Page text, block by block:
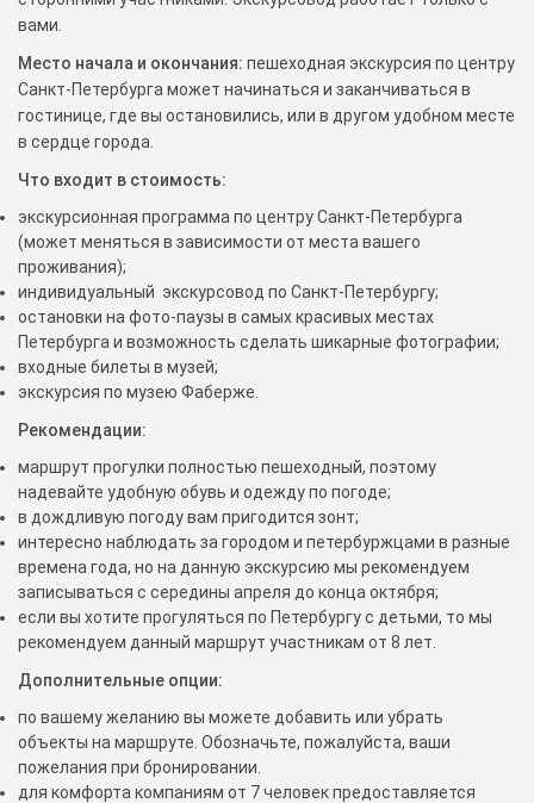
вами.
Место начала и окончания: пешеходная экскурсия по центру
Санкт-Петербурга может начинаться и заканчиваться в
гостинице, где вы остановились, или в другом удобном месте
в сердце города.
Что входит в стоимость:
экскурсионная программа по центру Санкт-Петербурга
(может меняться в зависимости от места вашего
проживания);
индивидуальный экскурсовод по Санкт-Петербургу;
остановки на фото-паузы в самых красивых местах
Петербурга и возможность сделать шикарные фотографии;
входные билеты в музей;
экскурсия по музею Фаберже.
Рекомендации:
маршрут прогулки полностью пешеходный, поэтому
надевайте удобную обувь и одежду по погоде;
в дождливую погоду вам пригодится зонт;
интересно наблюдать за городом и петербуржцами в разные
времена года, но на данную экскурсию мы рекомендуем
записываться с середины апреля до конца октября;
если вы хотите прогуляться по Петербургу с детьми, то мы
рекомендуем данный маршрут участникам от 8 лет.
Дополнительные опции:
по вашему желанию вы можете добавить или убрать
объекты на маршруте. Обозначьте, пожалуйста, ваши
пожелания при бронировании.
для комфорта компаниям от 7 человек предоставляется